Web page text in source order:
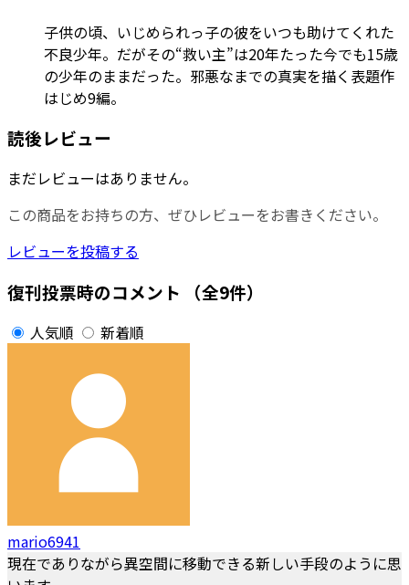
子供の頃、いじめられっ子の彼をいつも助けてくれた
不良少年。だがその“救い主”は20年たった今でも15歳
の少年のままだった。邪悪なまでの真実を描く表題作
はじめ9編。
読後レビュー
まだレビューはありません。
この商品をお持ちの方、ぜひレビューをお書きください。
レビューを投稿する
復刊投票時のコメント （全9件）
人気順 新着順
mario6941
現在でありながら異空間に移動できる新しい手段のように思